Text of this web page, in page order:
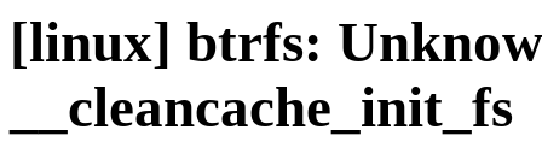
[linux] btrfs:
__cleancache_init_fs